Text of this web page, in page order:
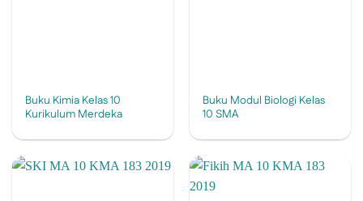
Buku Kimia Kelas 10
Kurikulum Merdeka
Buku Modul Biologi Kelas
10 SMA